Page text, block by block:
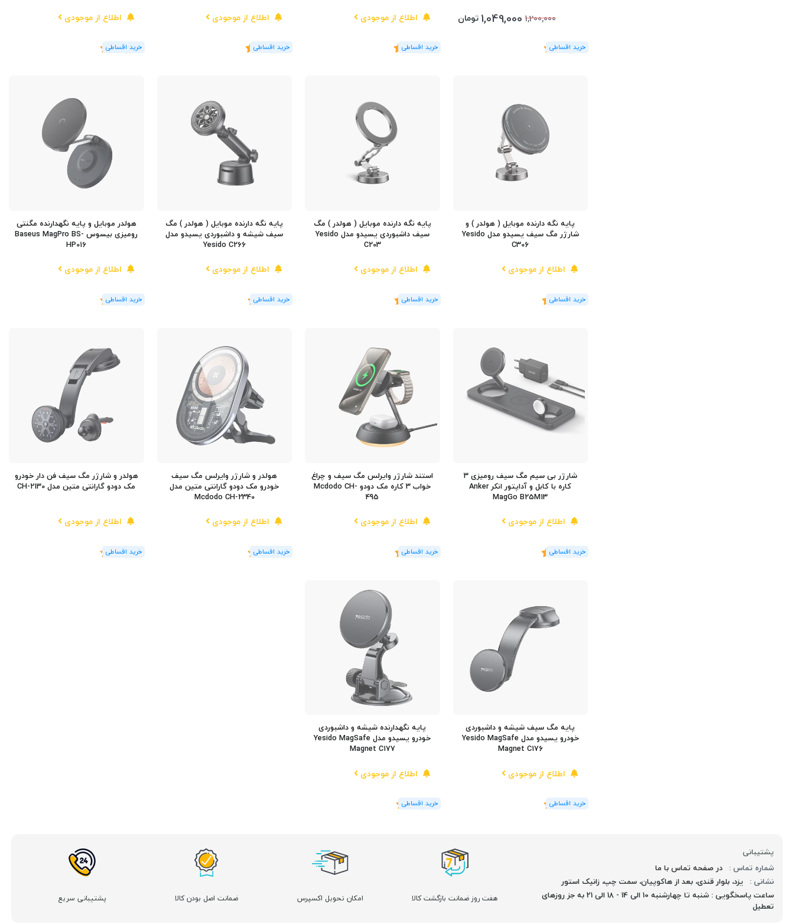
1,200,000
1,049,000 تومان
(1رای)
5
اطلاع از موجودی
(3 رای)
5
اطلاع از موجودی
(5 رای)
5
اطلاع از موجودی
(1رای)
5
پایه نگه دارنده موبایل ( هولدر ) و
شارژر مگ سیف یسیدو مدل Yesido
C306
اطلاع از موجودی
(2 رای)
5
پایه نگه دارنده موبایل ( هولدر ) مگ
سیف داشبوردی یسیدو مدل Yesido
C203
اطلاع از موجودی
(2 رای)
5
پایه نگه دارنده موبایل ( هولدر ) مگ
سیف شیشه و داشبوردی یسیدو مدل
Yesido C266
اطلاع از موجودی
(1رای)
5
هولدر موبایل و پایه نگهدارنده مگنتی
رومیزی بیسوس Baseus MagPro BS-
HP016
اطلاع از موجودی
(1رای)
5
شارژر بی سیم مگ سیف رومیزی 3
کاره با کابل و آداپتور انکر Anker
MagGo B25M13
اطلاع از موجودی
(5 رای)
5
استند شارژر وایرلس مگ سیف و چراغ
خواب 3 کاره مک دودو Mcdodo CH-
495
اطلاع از موجودی
(6 رای)
5
هولدر و شارژر وایرلس مگ سیف
خودرو مک دودو گارانتی متین مدل
Mcdodo CH-2340
اطلاع از موجودی
(1رای)
5
هولدر و شارژر مگ سیف فن دار خودرو
مک دودو گارانتی متین مدل CH-2130
اطلاع از موجودی
(1رای)
5
پایه مگ سیف شیشه و داشبوردی
خودرو یسیدو مدل Yesido MagSafe
Magnet C176
اطلاع از موجودی
(1رای)
5
پایه نگهدارنده شیشه و داشبوردی
خودرو یسیدو مدل Yesido MagSafe
Magnet C177
اطلاع از موجودی
(1رای)
5
پشتیبانی
شماره تماس : در صفحه تماس با ما
نشانی : یزد، بلوار قندی، بعد از هاکوپیان، سمت چپ، زانیک استور
ساعت پاسخگویی : شنبه تا چهارشنبه 10 الی 14 - 18 الی 21 به جز روزهای
تعطیل
هفت روز ضمانت بازگشت کالا امکان تحویل اکسپرس ضمانت اصل بودن کالا پشتیبانی سریع